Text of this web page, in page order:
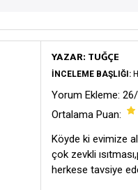
YAZAR: TUĞÇE
İNCELEME BAŞLIĞI:
Yorum Ekleme:
Ortalama Puan:
Köyde ki evimize
çok zevkli
herkese tavsiye